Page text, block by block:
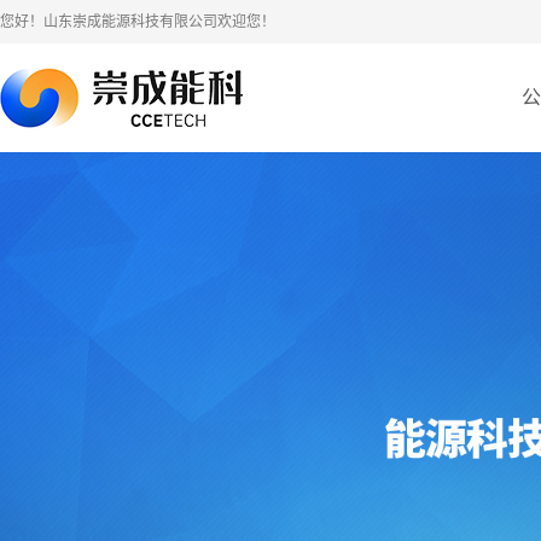
您好！山东崇成能源科技有限公司欢迎您！